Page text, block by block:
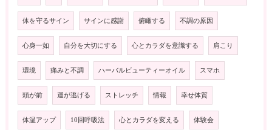
体を守るサイン サインに感謝 俯瞰する 不調の原因
心身一如 自分を大切にする 心とカラダを意識する 肩こり
環境 痛みと不調 ハーバルビューティーオイル スマホ
頭が前 運が逃げる ストレッチ 情報 幸せ体質
体温アップ 10回呼吸法 心とカラダを変える 体験会